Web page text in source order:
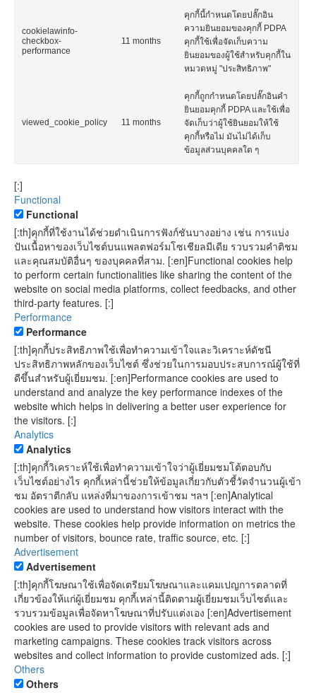
cookielawinfo-
checkbox-
performance
11 months
คุกกี้นี้กำหนดโดยปลั๊กอิน
ความยินยอมของคุกกี้ PDPA
คุกกี้ใช้เพื่อจัดเก็บความ
ยินยอมของผู้ใช้สำหรับคุกกี้ใน
หมวดหมู่ "ประสิทธิภาพ"
viewed_cookie_policy 11 months
คุกกี้ถูกกำหนดโดยปลั๊กอินคำ
ยินยอมคุกกี้ PDPA และใช้เพื่อ
จัดเก็บว่าผู้ใช้ยินยอมให้ใช้
คุกกี้หรือไม่ มันไม่ได้เก็บ
ข้อมูลส่วนบุคคลใด ๆ
[:]
Functional
Functional
[:th]คุกกี้ที่ใช้งานได้ช่วยดำเนินการฟังก์ชันบางอย่าง เช่น การแบ่ง
ปันเนื้อหาของเว็บไซต์บนแพลตฟอร์มโซเชียลมีเดีย รวบรวมคำติชม
และคุณสมบัติอื่นๆ ของบุคคลที่สาม. [:en]Functional cookies help
to perform certain functionalities like sharing the content of the
website on social media platforms, collect feedbacks, and other
third-party features. [:]
Performance
Performance
[:th]คุกกี้ประสิทธิภาพใช้เพื่อทำความเข้าใจและวิเคราะห์ดัชนี
ประสิทธิภาพหลักของเว็บไซต์ ซึ่งช่วยในการมอบประสบการณ์ผู้ใช้ที่
ดีขึ้นสำหรับผู้เยี่ยมชม. [:en]Performance cookies are used to
understand and analyze the key performance indexes of the
website which helps in delivering a better user experience for
the visitors. [:]
Analytics
Analytics
[:th]คุกกี้วิเคราะห์ใช้เพื่อทำความเข้าใจว่าผู้เยี่ยมชมโต้ตอบกับ
เว็บไซต์อย่างไร คุกกี้เหล่านี้ช่วยให้ข้อมูลเกี่ยวกับตัวชี้วัดจำนวนผู้เข้า
ชม อัตราตีกลับ แหล่งที่มาของการเข้าชม ฯลฯ [:en]Analytical
cookies are used to understand how visitors interact with the
website. These cookies help provide information on metrics the
number of visitors, bounce rate, traffic source, etc. [:]
Advertisement
Advertisement
[:th]คุกกี้โฆษณาใช้เพื่อจัดเตรียมโฆษณาและแคมเปญการตลาดที่
เกี่ยวข้องให้แก่ผู้เยี่ยมชม คุกกี้เหล่านี้ติดตามผู้เยี่ยมชมเว็บไซต์และ
รวบรวมข้อมูลเพื่อจัดหาโฆษณาที่ปรับแต่งเอง [:en]Advertisement
cookies are used to provide visitors with relevant ads and
marketing campaigns. These cookies track visitors across
websites and collect information to provide customized ads. [:]
Others
Others